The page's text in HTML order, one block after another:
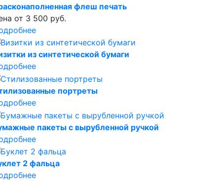
флеш печать
от 3 500 руб.
из синтетической бумаги
портреты
пакеты с вырубленной ручкой
2 фальца